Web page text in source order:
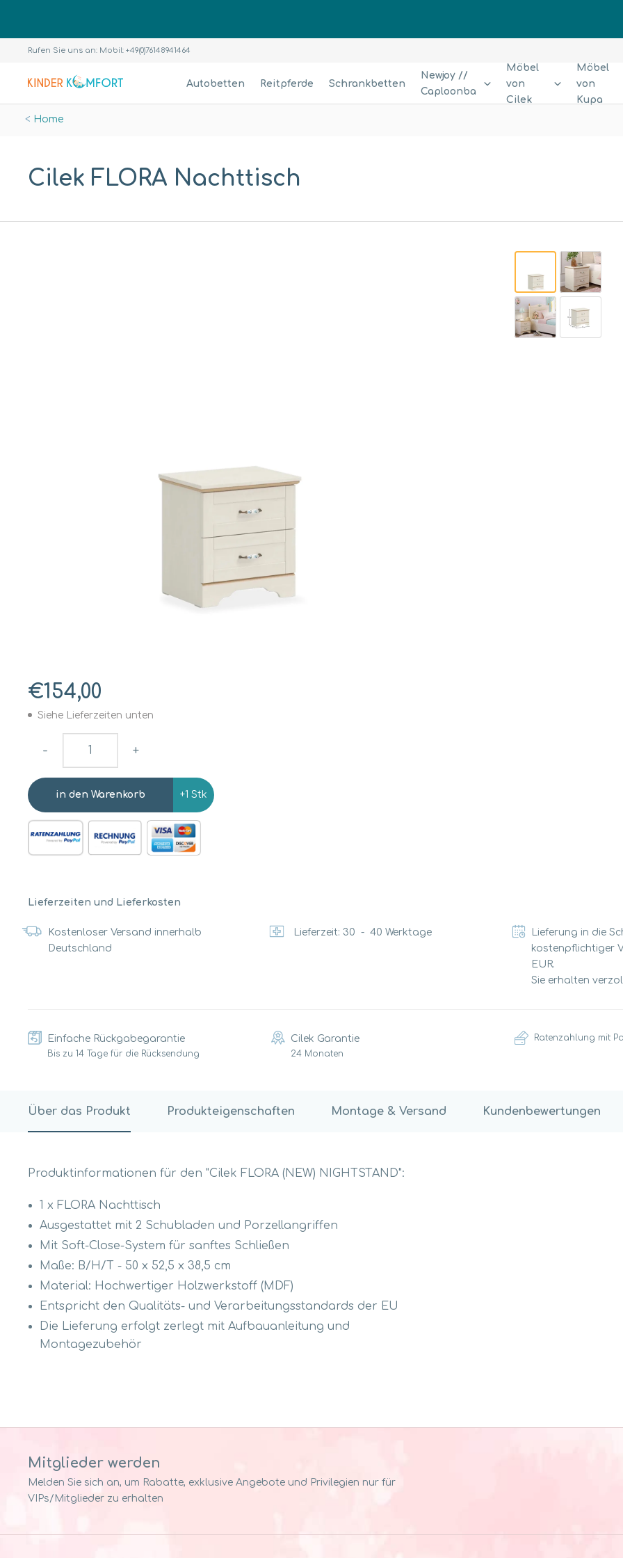
Rufen Sie uns an: Mobil: +49(0)76148941464
Autobetten Reitpferde Schrankbetten
Newjoy //
Caploonba
Möbel
von
Cilek
Möbel
von
Kupa
Home
Cilek FLORA Nachttisch
€154,00
Siehe Lieferzeiten unten
- +
+1 Stk
Lieferzeiten und Lieferkosten
Kostenloser Versand innerhalb
Deutschland
Lieferzeit: 30 - 40 Werktage
Lieferung in die
kostenpflichtiger
EUR.
Sie erhalten
Einfache Rückgabegarantie
Bis zu 14 Tage für die Rücksendung
Cilek Garantie
24 Monaten
Ratenzahlung mit
Über das Produkt
Produktinformationen für den "Cilek FLORA (NEW) NIGHTSTAND":
1 x FLORA Nachttisch
Ausgestattet mit 2 Schubladen und Porzellangriffen
Mit Soft-Close-System für sanftes Schließen
Maße: B/H/T - 50 x 52,5 x 38,5 cm
Material: Hochwertiger Holzwerkstoff (MDF)
Entspricht den Qualitäts- und Verarbeitungsstandards der EU
Die Lieferung erfolgt zerlegt mit Aufbauanleitung und
Montagezubehör
Produkteigenschaften Montage & Versand Kundenbewertungen
Mitglieder werden
Melden Sie sich an, um Rabatte, exklusive Angebote und Privilegien nur für
VIPs/Mitglieder zu erhalten